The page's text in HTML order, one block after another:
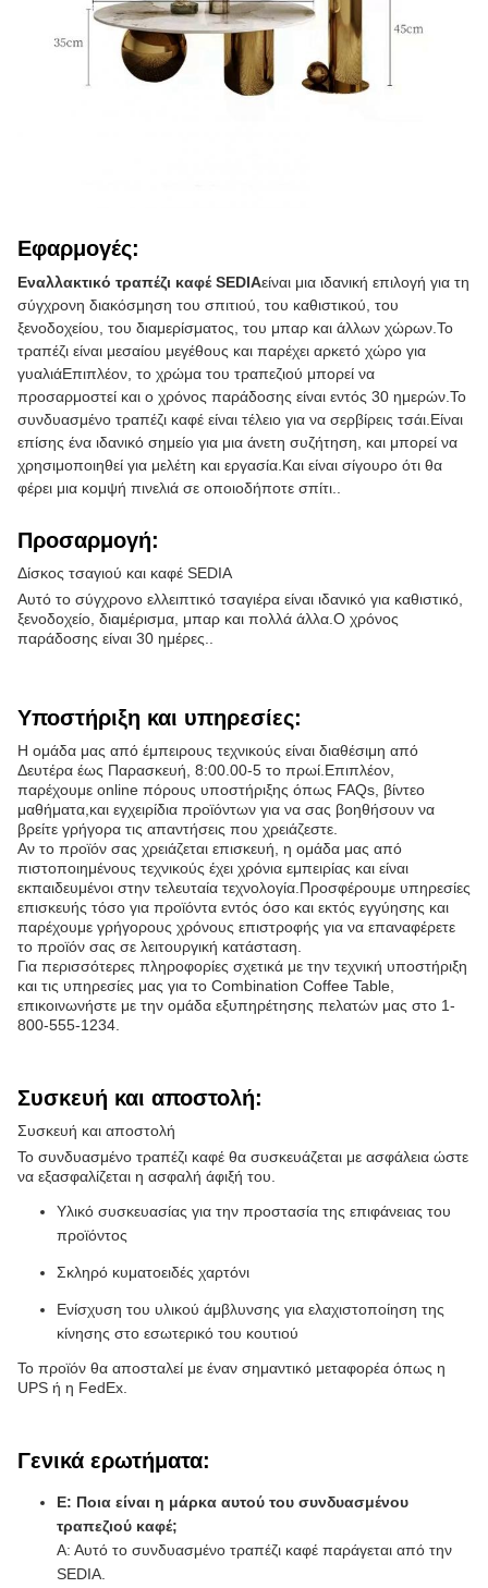
Εφαρμογές:
Εναλλακτικό τραπέζι καφέ SEDIAείναι μια ιδανική επιλογή για τη
σύγχρονη διακόσμηση του σπιτιού, του καθιστικού, του
ξενοδοχείου, του διαμερίσματος, του μπαρ και άλλων χώρων.Το
τραπέζι είναι μεσαίου μεγέθους και παρέχει αρκετό χώρο για
γυαλιάΕπιπλέον, το χρώμα του τραπεζιού μπορεί να
προσαρμοστεί και ο χρόνος παράδοσης είναι εντός 30 ημερών.Το
συνδυασμένο τραπέζι καφέ είναι τέλειο για να σερβίρεις τσάι.Είναι
επίσης ένα ιδανικό σημείο για μια άνετη συζήτηση, και μπορεί να
χρησιμοποιηθεί για μελέτη και εργασία.Και είναι σίγουρο ότι θα
φέρει μια κομψή πινελιά σε οποιοδήποτε σπίτι..
Προσαρμογή:
Δίσκος τσαγιού και καφέ SEDIA
Αυτό το σύγχρονο ελλειπτικό τσαγιέρα είναι ιδανικό για καθιστικό,
ξενοδοχείο, διαμέρισμα, μπαρ και πολλά άλλα.Ο χρόνος
παράδοσης είναι 30 ημέρες..
Υποστήριξη και υπηρεσίες:
Η ομάδα μας από έμπειρους τεχνικούς είναι διαθέσιμη από
Δευτέρα έως Παρασκευή, 8:00.00-5 το πρωί.Επιπλέον,
παρέχουμε online πόρους υποστήριξης όπως FAQs, βίντεο
μαθήματα,και εγχειρίδια προϊόντων για να σας βοηθήσουν να
βρείτε γρήγορα τις απαντήσεις που χρειάζεστε.
Αν το προϊόν σας χρειάζεται επισκευή, η ομάδα μας από
πιστοποιημένους τεχνικούς έχει χρόνια εμπειρίας και είναι
εκπαιδευμένοι στην τελευταία τεχνολογία.Προσφέρουμε υπηρεσίες
επισκευής τόσο για προϊόντα εντός όσο και εκτός εγγύησης και
παρέχουμε γρήγορους χρόνους επιστροφής για να επαναφέρετε
το προϊόν σας σε λειτουργική κατάσταση.
Για περισσότερες πληροφορίες σχετικά με την τεχνική υποστήριξη
και τις υπηρεσίες μας για το Combination Coffee Table,
επικοινωνήστε με την ομάδα εξυπηρέτησης πελατών μας στο 1-
800-555-1234.
Συσκευή και αποστολή:
Συσκευή και αποστολή
Το συνδυασμένο τραπέζι καφέ θα συσκευάζεται με ασφάλεια ώστε
να εξασφαλίζεται η ασφαλή άφιξή του.
Υλικό συσκευασίας για την προστασία της επιφάνειας του
προϊόντος
Σκληρό κυματοειδές χαρτόνι
Ενίσχυση του υλικού άμβλυνσης για ελαχιστοποίηση της
κίνησης στο εσωτερικό του κουτιού
Το προϊόν θα αποσταλεί με έναν σημαντικό μεταφορέα όπως η
UPS ή η FedEx.
Γενικά ερωτήματα:
Ε: Ποια είναι η μάρκα αυτού του συνδυασμένου
τραπεζιού καφέ;
Α: Αυτό το συνδυασμένο τραπέζι καφέ παράγεται από την
SEDIA.